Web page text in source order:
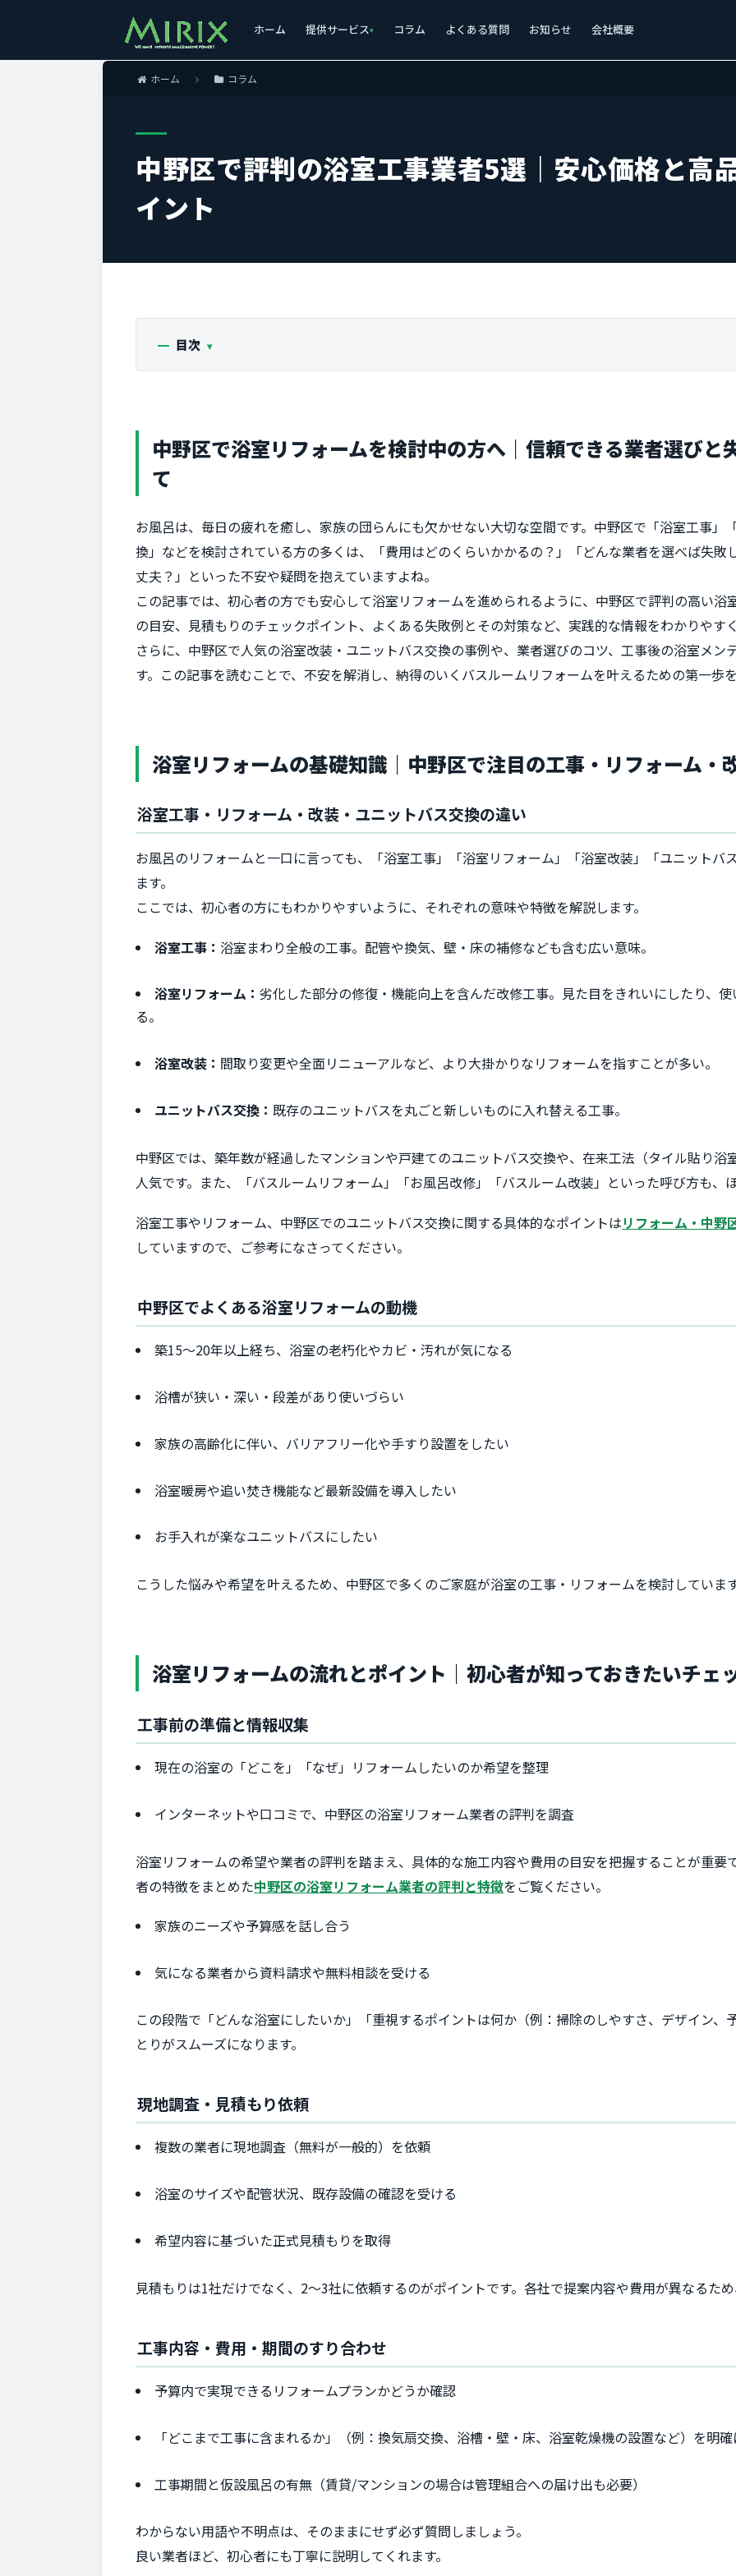
ホーム 提供サービス コラム よくある質問 お知らせ 会社概要
ホーム コラム
中野区で評判の浴室工事業者5選｜安心価格と高
イント
目次
中野区で浴室リフォームを検討中の方へ｜信頼できる業者選びと
て
お風呂は、毎日の疲れを癒し、家族の団らんにも欠かせない大切な空間です。中野区で「浴室工事」
換」などを検討されている方の多くは、「費用はどのくらいかかるの？」「どんな業者を選べば失敗
丈夫？」といった不安や疑問を抱えていますよね。
この記事では、初心者の方でも安心して浴室リフォームを進められるように、中野区で評判の高い浴
の目安、見積もりのチェックポイント、よくある失敗例とその対策など、実践的な情報をわかりやすく
さらに、中野区で人気の浴室改装・ユニットバス交換の事例や、業者選びのコツ、工事後の浴室メン
す。この記事を読むことで、不安を解消し、納得のいくバスルームリフォームを叶えるための第一歩
浴室リフォームの基礎知識｜中野区で注目の工事・リフォーム・
浴室工事・リフォーム・改装・ユニットバス交換の違い
お風呂のリフォームと一口に言っても、「浴室工事」「浴室リフォーム」「浴室改装」「ユニットバ
ます。
ここでは、初心者の方にもわかりやすいように、それぞれの意味や特徴を解説します。
浴室工事： 浴室まわり全般の工事。配管や換気、壁・床の補修なども含む広い意味。
浴室リフォーム： 劣化した部分の修復・機能向上を含んだ改修工事。見た目をきれいにしたり、
る。
浴室改装： 間取り変更や全面リニューアルなど、より大掛かりなリフォームを指すことが多い。
ユニットバス交換： 既存のユニットバスを丸ごと新しいものに入れ替える工事。
中野区では、築年数が経過したマンションや戸建てのユニットバス交換や、在来工法（タイル貼り浴
人気です。また、「バスルームリフォーム」「お風呂改修」「バスルーム改装」といった呼び方も、
浴室工事やリフォーム、中野区でのユニットバス交換に関する具体的なポイントはリフォーム・中野
していますので、ご参考になさってください。
中野区でよくある浴室リフォームの動機
築15〜20年以上経ち、浴室の老朽化やカビ・汚れが気になる
浴槽が狭い・深い・段差があり使いづらい
家族の高齢化に伴い、バリアフリー化や手すり設置をしたい
浴室暖房や追い焚き機能など最新設備を導入したい
お手入れが楽なユニットバスにしたい
こうした悩みや希望を叶えるため、中野区で多くのご家庭が浴室の工事・リフォームを検討しています
浴室リフォームの流れとポイント｜初心者が知っておきたいチェ
工事前の準備と情報収集
現在の浴室の「どこを」「なぜ」リフォームしたいのか希望を整理
インターネットや口コミで、中野区の浴室リフォーム業者の評判を調査
浴室リフォームの希望や業者の評判を踏まえ、具体的な施工内容や費用の目安を把握することが重要
者の特徴をまとめた中野区の浴室リフォーム業者の評判と特徴をご覧ください。
家族のニーズや予算感を話し合う
気になる業者から資料請求や無料相談を受ける
この段階で「どんな浴室にしたいか」「重視するポイントは何か（例：掃除のしやすさ、デザイン、
とりがスムーズになります。
現地調査・見積もり依頼
複数の業者に現地調査（無料が一般的）を依頼
浴室のサイズや配管状況、既存設備の確認を受ける
希望内容に基づいた正式見積もりを取得
見積もりは1社だけでなく、2〜3社に依頼するのがポイントです。各社で提案内容や費用が異なるため
工事内容・費用・期間のすり合わせ
予算内で実現できるリフォームプランかどうか確認
「どこまで工事に含まれるか」（例：換気扇交換、浴槽・壁・床、浴室乾燥機の設置など）を明確
工事期間と仮設風呂の有無（賃貸/マンションの場合は管理組合への届け出も必要）
わからない用語や不明点は、そのままにせず必ず質問しましょう。
良い業者ほど、初心者にも丁寧に説明してくれます。